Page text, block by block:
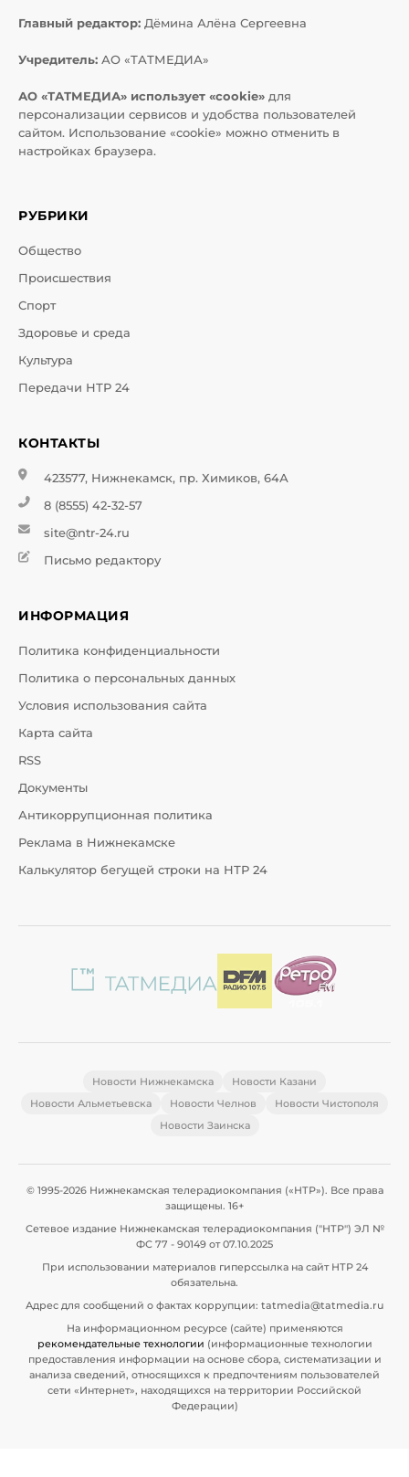
Главный редактор: Дёмина Алёна Сергеевна
Учредитель: АО «ТАТМЕДИА»
АО «ТАТМЕДИА» использует «cookie» для
персонализации сервисов и удобства пользователей
сайтом. Использование «cookie» можно отменить в
настройках браузера.
РУБРИКИ
Общество
Происшествия
Спорт
Здоровье и среда
Культура
Передачи НТР 24
КОНТАКТЫ
423577, Нижнекамск, пр. Химиков, 64А
8 (8555) 42-32-57
site@ntr-24.ru
Письмо редактору
ИНФОРМАЦИЯ
Политика конфиденциальности
Политика о персональных данных
Условия использования сайта
Карта сайта
RSS
Документы
Антикоррупционная политика
Реклама в Нижнекамске
Калькулятор бегущей строки на НТР 24
Новости Нижнекамска
Новости Казани
Новости Альметьевска
Новости Челнов
Новости Чистополя
Новости Заинска
© 1995-2026 Нижнекамская телерадиокомпания («НТР»). Все права
защищены. 16+
Сетевое издание Нижнекамская телерадиокомпания ("НТР") ЭЛ №
ФС 77 - 90149 от 07.10.2025
При использовании материалов гиперссылка на сайт НТР 24
обязательна.
Адрес для сообщений о фактах коррупции: tatmedia@tatmedia.ru
На информационном ресурсе (сайте) применяются
рекомендательные технологии (информационные технологии
предоставления информации на основе сбора, систематизации и
анализа сведений, относящихся к предпочтениям пользователей
сети «Интернет», находящихся на территории Российской
Федерации)